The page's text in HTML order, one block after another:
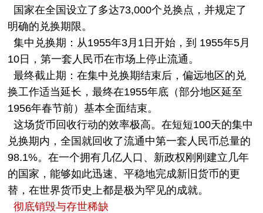
国家在全国设立了多达73,000个兑换点，并规定了
明确的兑换期限。
集中兑换期：从1955年3月1日开始，到 1955年5月
10日，第一套人民币在市场上停止流通。
最终截止期：在集中兑换期结束后，偏远地区的兑
换工作适当延长，最终在1955年底（部分地区延至
1956年春节前）基本全面结束。
这场货币回收行动的效率极高。在短短100天的集中
兑换期内，全国就回收了流通中第一套人民币总量的
98.1%。在一个拥有几亿人口、新政权刚刚建立几年
的国家，能够如此迅速、平稳地完成新旧货币的更
替，在世界货币史上都是极为罕见的成就。
彻底销毁与存世稀缺